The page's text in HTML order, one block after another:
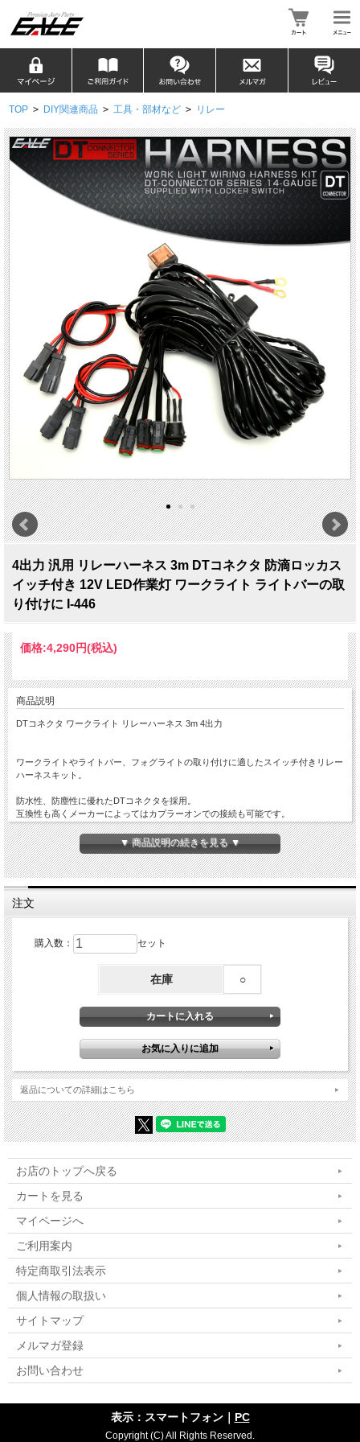
TOP > DIY関連商品 > 工具・部材など > リレー
4出力 汎用 リレーハーネス 3m DTコネクタ 防滴ロッカス
イッチ付き 12V LED作業灯 ワークライト ライトバーの取
り付けに I-446
価格:4,290円(税込)
商品説明
DTコネクタ ワークライト リレーハーネス 3m 4出力
ワークライトやライトバー、フォグライトの取り付けに適したスイッチ付きリレー
ハーネスキット。
防水性、防塵性に優れたDTコネクタを採用。
互換性も高くメーカーによってはカプラーオンでの接続も可能です。
接続用ハーネスも付属していますのでお持ちのライトを容易に取り付けできます。
商品内容
■ DTコネクタシリーズ リレーハーネス No.I-446
■ 動作電圧：DC12V
■ 300W MAX
■ ランプ4個用
■ 全長：約3.0m
▼ 商品説明の続きを見る ▼
注文
購入数： セット
在庫 ○
返品についての詳細はこちら
お店のトップへ戻る
カートを見る
マイページへ
ご利用案内
特定商取引法表示
個人情報の取扱い
サイトマップ
メルマガ登録
お問い合わせ
表示：スマートフォン｜ PC
Copyright (C) All Rights Reserved.